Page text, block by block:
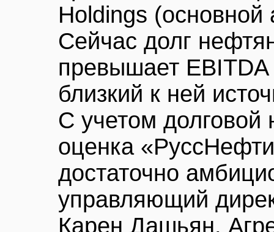
Holdings
Сейчас долг
превышает EBITDA
близкий к ней
С учетом долговой
оценка
достаточно
управляющий
Карен Дашьян.